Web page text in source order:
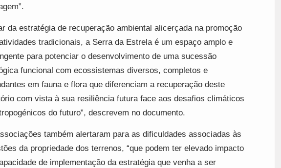
da estratégia de recuperação ambiental alicerçada na promoção
tradicionais, a Serra da Estrela é um espaço amplo e
para potenciar o desenvolvimento de uma sucessão
funcional com ecossistemas diversos, completos e
em fauna e flora que diferenciam a recuperação deste
com vista à sua resiliência futura face aos desafios climáticos
do futuro”, descrevem no documento.
também alertaram para as dificuldades associadas às
da propriedade dos terrenos, “que podem ter elevado impacto
de implementação da estratégia que venha a ser